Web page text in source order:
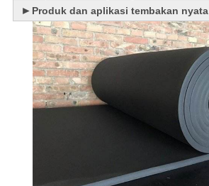
► Produk dan aplikasi tembakan nyata